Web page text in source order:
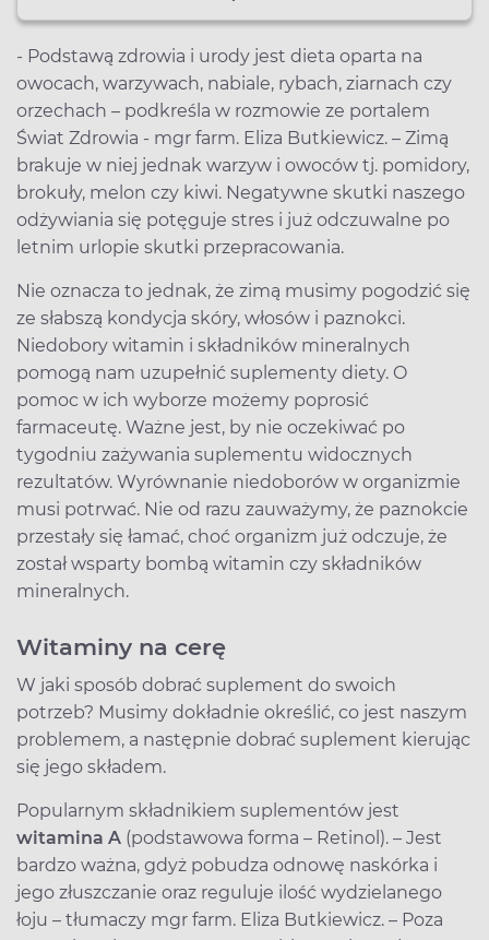
- Podstawą zdrowia i urody jest dieta oparta na
owocach, warzywach, nabiale, rybach, ziarnach czy
orzechach – podkreśla w rozmowie ze portalem
Świat Zdrowia - mgr farm. Eliza Butkiewicz. – Zimą
brakuje w niej jednak warzyw i owoców tj. pomidory,
brokuły, melon czy kiwi. Negatywne skutki naszego
odżywiania się potęguje stres i już odczuwalne po
letnim urlopie skutki przepracowania.
Nie oznacza to jednak, że zimą musimy pogodzić się
ze słabszą kondycja skóry, włosów i paznokci.
Niedobory witamin i składników mineralnych
pomogą nam uzupełnić suplementy diety. O
pomoc w ich wyborze możemy poprosić
farmaceutę. Ważne jest, by nie oczekiwać po
tygodniu zażywania suplementu widocznych
rezultatów. Wyrównanie niedoborów w organizmie
musi potrwać. Nie od razu zauważymy, że paznokcie
przestały się łamać, choć organizm już odczuje, że
został wsparty bombą witamin czy składników
mineralnych.
Witaminy na cerę
W jaki sposób dobrać suplement do swoich
potrzeb? Musimy dokładnie określić, co jest naszym
problemem, a następnie dobrać suplement kierując
się jego składem.
Popularnym składnikiem suplementów jest
witamina A (podstawowa forma – Retinol). – Jest
bardzo ważna, gdyż pobudza odnowę naskórka i
jego złuszczanie oraz reguluje ilość wydzielanego
łoju – tłumaczy mgr farm. Eliza Butkiewicz. – Poza